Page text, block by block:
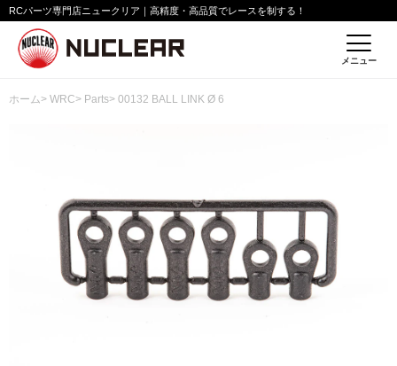
RCパーツ専門店ニュークリア｜高精度・高品質でレースを制する！
メニュー
ホーム> WRC> Parts> 00132 BALL LINK Ø 6